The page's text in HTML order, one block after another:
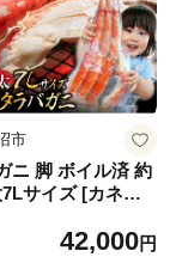
市
ニ 脚 ボイル済 約
サイズ [カネダ
蟹 たらばがに た
42,000円